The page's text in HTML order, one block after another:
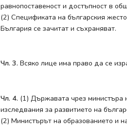
равнопоставеност и достъпност в
(2) Спецификата на българския
България се зачитат и съхраняват.
Чл. 3. Всяко лице има право да се
Чл. 4. (1) Държавата чрез министъра
изследвания за развитието на
(2) Министърът на образованието и